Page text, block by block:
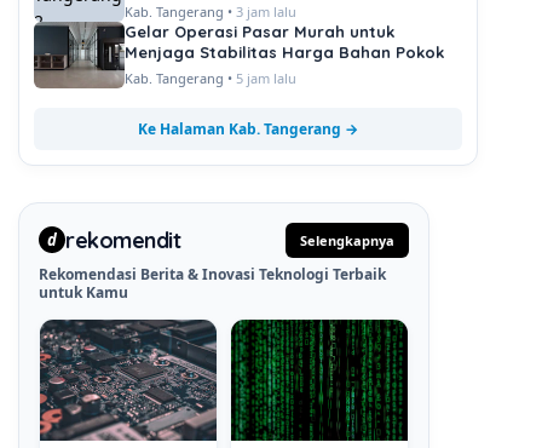
Kab. Tangerang • 3 jam lalu
Gelar Operasi Pasar Murah untuk
Menjaga Stabilitas Harga Bahan Pokok
Kab. Tangerang • 5 jam lalu
Ke Halaman Kab. Tangerang →
d rekomendit Selengkapnya
Rekomendasi Berita & Inovasi Teknologi Terbaik
untuk Kamu